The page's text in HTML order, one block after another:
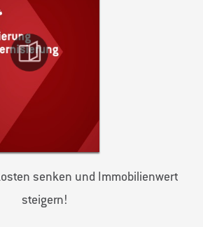
senken und Immobilienwert
steigern!